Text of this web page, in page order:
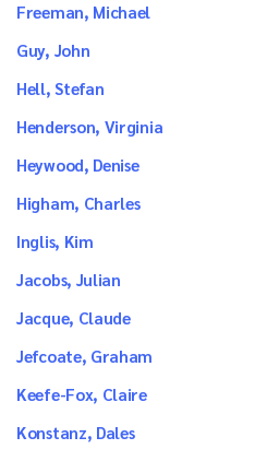
Freeman, Michael
Guy, John
Hell, Stefan
Henderson, Virginia
Heywood, Denise
Higham, Charles
Inglis, Kim
Jacobs, Julian
Jacque, Claude
Jefcoate, Graham
Keefe-Fox, Claire
Konstanz, Dales